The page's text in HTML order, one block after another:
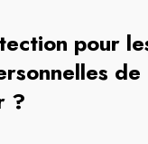
pour
de
?